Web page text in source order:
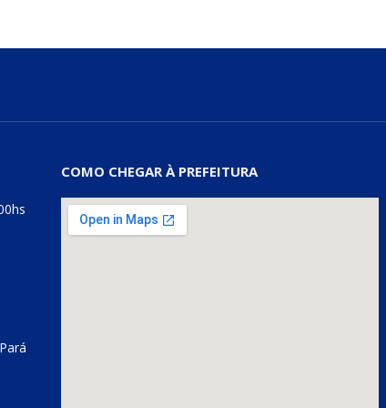
COMO CHEGAR À PREFEITURA